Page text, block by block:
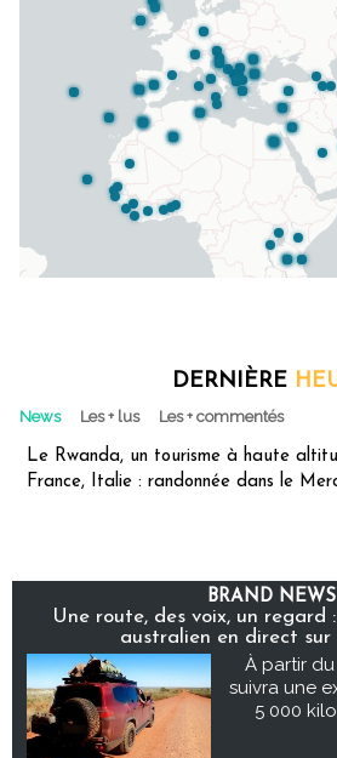
DERNIÈRE
News Les + lus Les + commentés
Le Rwanda, un tourisme à haute
France, Italie : randonnée dans le
BRAND NEWS
Une route, des voix, un regard
australien en direct sur
À partir du
suivra une
5 000